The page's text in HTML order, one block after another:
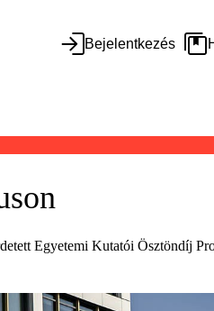
Bejelentkezés
Egyetemi Kutatói Ösztöndíj